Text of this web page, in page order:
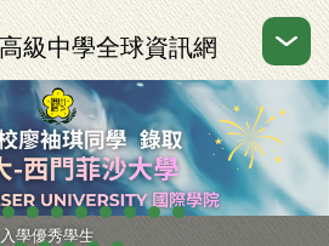
級中學全球資訊網
學優秀學生